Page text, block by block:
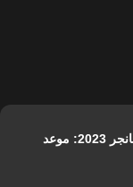
وحدات التحكم في فوتبول مانجر 2023: موعد